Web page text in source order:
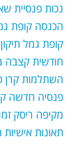
נכות פנסיית
הכנסה קופת
קופת גמל תיקון 190
חודשית קצבה
השתלמות קרן
פנסיה חדשה
מקיפה ריסק
תאונות אישיות